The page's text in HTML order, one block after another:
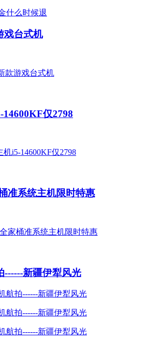
戏台式机
仅2798
准系统主机限时特惠
------新疆伊犁风光